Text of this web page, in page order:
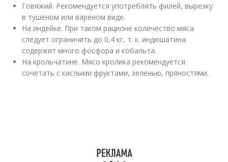
Говяжий. Рекомендуется употреблять филей, вырезку
в тушеном или вареном виде.
На индейке. При таком рационе количество мяса
следует ограничить до 0,4 кг, т. к. индюшатина
содержит много фосфора и кобальта.
На крольчатине. Мясо кролика рекомендуется
сочетать с кислыми фруктами, зеленью, пряностями.